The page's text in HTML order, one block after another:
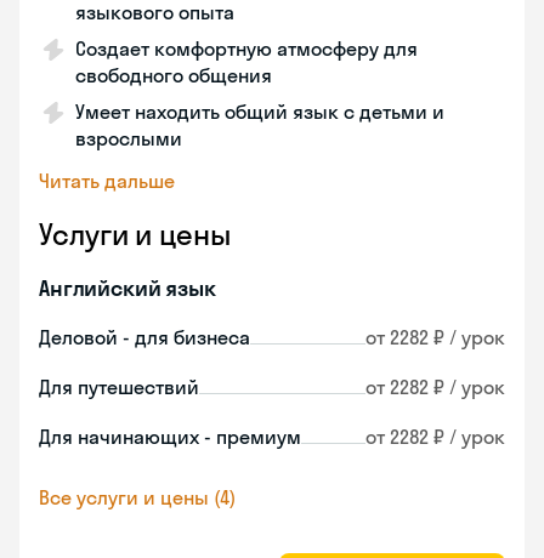
языкового опыта
Создает комфортную атмосферу для
свободного общения
Умеет находить общий язык с детьми и
взрослыми
Читать дальше
Услуги и цены
Английский язык
Деловой - для бизнеса от 2282 ₽ / урок
Для путешествий от 2282 ₽ / урок
Для начинающих - премиум от 2282 ₽ / урок
Все услуги и цены (4)